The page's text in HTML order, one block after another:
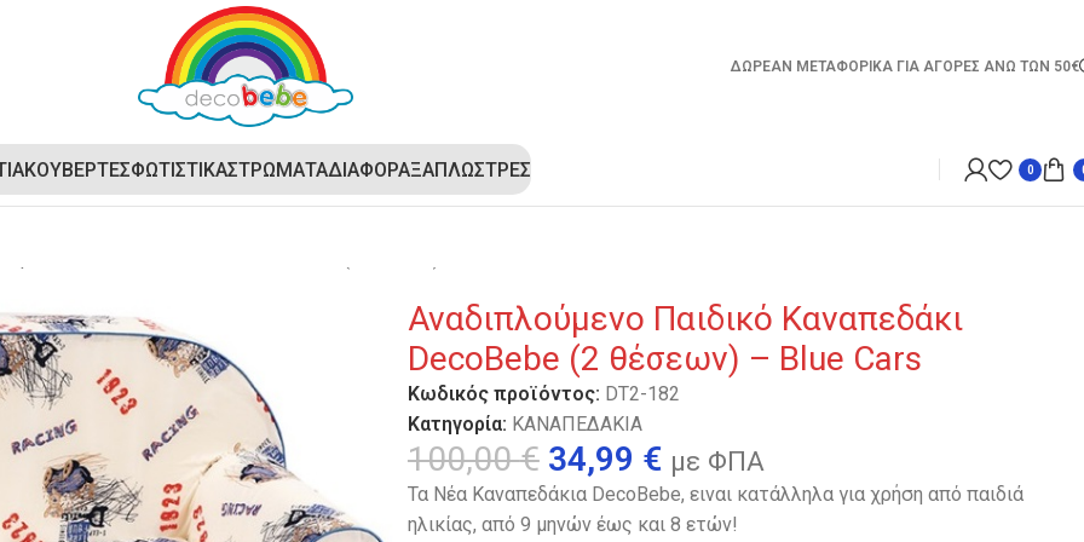
ΔΩΡΕΑΝ ΜΕΤΑΦΟΡΙΚΑ ΓΙΑ ΑΓΟΡΕΣ ΑΝΩ ΤΩΝ 50€
ΚΟΥΒΕΡΤΕΣΦΩΤΙΣΤΙΚΑΣΤΡΩΜΑΤΑΔΙΑΦΟΡΑΞΑΠΛΩΣΤΡΕΣ 0
Αναδιπλούμενο Παιδικό Καναπεδάκι
DecoBebe (2 θέσεων) – Blue Cars
Κωδικός προϊόντος: DT2-182
Κατηγορία: ΚΑΝΑΠΕΔΑΚΙΑ
100,00€ 34,99 € με ΦΠΑ
Τα Νέα Καναπεδάκια DecoBebe, ειναι κατάλληλα για χρήση από παιδιά
ηλικίας, από 9 μηνών έως και 8 ετών!